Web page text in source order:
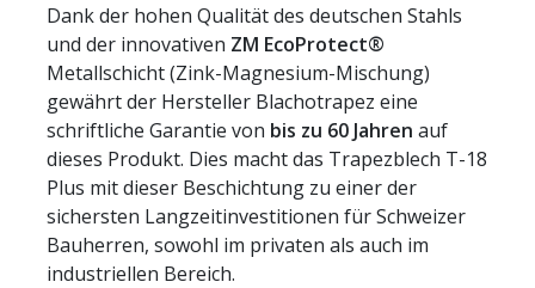
Dank der hohen Qualität des deutschen Stahls
und der innovativen ZM EcoProtect®
Metallschicht (Zink-Magnesium-Mischung)
gewährt der Hersteller Blachotrapez eine
schriftliche Garantie von bis zu 60 Jahren auf
dieses Produkt. Dies macht das Trapezblech T-18
Plus mit dieser Beschichtung zu einer der
sichersten Langzeitinvestitionen für Schweizer
Bauherren, sowohl im privaten als auch im
industriellen Bereich.